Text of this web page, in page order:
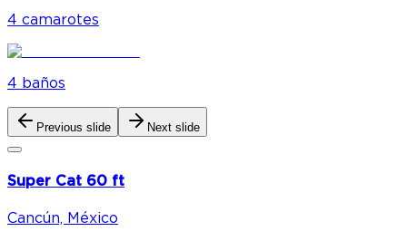
4 camarotes
4 baños
Previous slide Next slide
Super Cat 60 ft
Cancún, México